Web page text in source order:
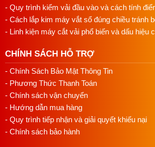
Lợi Ích Khi Sử Dụng Máy
Bộ Cấp Nút Tự Động
Nâng cao năng suất:Với khả năng hoạt
nhanh chóng, máy có thể xử lý hàng nghìn
ngày, giúp nhà máy đạt được năng suất
cần tăng số lượng nhân công.
Chất lượng sản phẩm được cải thiện:
nút được đóng đều đặn và chắc chắn, tạo
- Quy trình kiểm vải đầu vào và cách tính
- Cách lắp kim máy vắt sổ đúng chiều tránh
- Linh kiện máy cắt vải phổ biến và dấu hiệu
CHÍNH SÁCH HỖ TRỢ
- Chính Sách Bảo Mật Thông Tin
- Phương Thức Thanh Toán
- Chính sách vận chuyển
- Hướng dẫn mua hàng
- Quy trình tiếp nhận và giải quyết khiếu nại
- Chính sách bảo hành